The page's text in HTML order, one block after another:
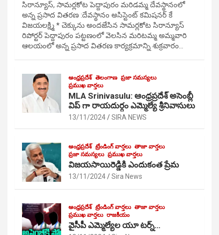
సిరాన్యూస్, సామర్లకోట పెద్దాపురం మరిడమ్మ దేవస్థానంలో
అన్న ప్రసాద వితరణ :దేవస్థానం అసిస్టెంట్ కమిషనర్ కే
విజయలక్ష్మి * చెక్కును అందజేసిన సామర్లకోట సిరాన్యూస్
రిపోర్టర్ పెద్దాపురం పట్టణంలో వెలసిన మరిటమ్మ అమ్మవారి
ఆలయంలో అన్న ప్రసాద వితరణ కార్యక్రమాన్ని శుక్రవారం…
ఆంధ్రప్రదేశ్ తెలంగాణ ప్రజా సమస్యలు
ప్రముఖ వార్తలు
MLA Srinivasulu: ఆంధ్రప్రదేశ్ అసెంబ్లీ
విప్ గా రాయదుర్గం ఎమ్మెల్యే శ్రీనివాసులు
13/11/2024 SIRA NEWS
ఆంధ్రప్రదేశ్ ట్రేండింగ్ వార్తలు తాజా వార్తలు
ప్రజా సమస్యలు ప్రముఖ వార్తలు
విజయసాయిరెడ్డికి ఎందుకంత ప్రేమ
13/11/2024 Sira News
ఆంధ్రప్రదేశ్ ట్రేండింగ్ వార్తలు తాజా వార్తలు
ప్రముఖ వార్తలు రాజకీయం
వైసీపీ ఎమ్మెల్యేల యూ టర్న్…